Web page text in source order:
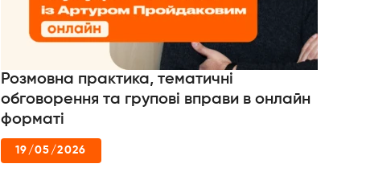
Розмовна практика, тематичні
обговорення та групові вправи в онлайн
форматі
19/05/2026